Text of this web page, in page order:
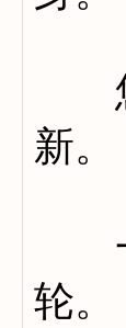
悠
新。
一
轮。